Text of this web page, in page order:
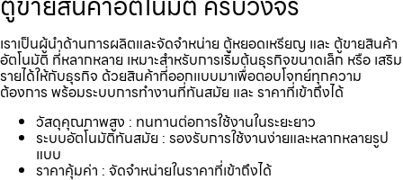
เราเป็นผู้นำด้านการผลิตและจัดจำหน่าย ตู้หยอดเหรียญ และ ตู้ขายสินค้า
อัตโนมัติ ที่หลากหลาย เหมาะสำหรับการเริ่มต้นธุรกิจขนาดเล็ก หรือ เสริม
รายได้ให้กับธุรกิจ ด้วยสินค้าที่ออกแบบมาเพื่อตอบโจทย์ทุกความ
ต้องการ พร้อมระบบการทำงานที่ทันสมัย และ ราคาที่เข้าถึงได้
วัสดุคุณภาพสูง : ทนทานต่อการใช้งานในระยะยาว
ระบบอัตโนมัติทันสมัย : รองรับการใช้งานง่ายและหลากหลายรูป
แบบ
ราคาคุ้มค่า : จัดจำหน่ายในราคาที่เข้าถึงได้